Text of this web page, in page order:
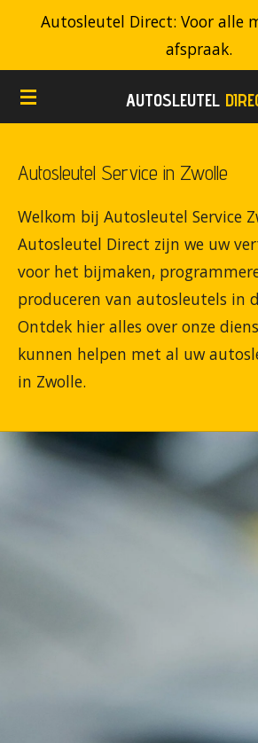
de
AUTOSLEUTEL
Autosleutel Direct: Voor alle
afspraak.
Autosleutel Service in Zwolle
Welkom bij Autosleutel Service
Autosleutel Direct zijn we uw
voor het bijmaken,
produceren van autosleutels in
Ontdek hier alles over onze
kunnen helpen met al uw
in Zwolle.